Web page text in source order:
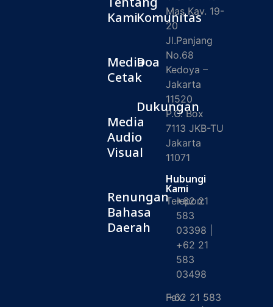
Kami
Media
Cetak
Media
Audio
Visual
Renungan
Bahasa
Daerah
Komunitas
Doa
Dukungan
Mas Kav. 19-
20
Jl.Panjang
No.68
Kedoya –
Jakarta
11520
P.O. Box
7113 JKB-TU
Jakarta
11071
Hubungi
Kami
Telepon:
+62 21
583
03398 |
+62 21
583
03498
Fax:
+62 21 583